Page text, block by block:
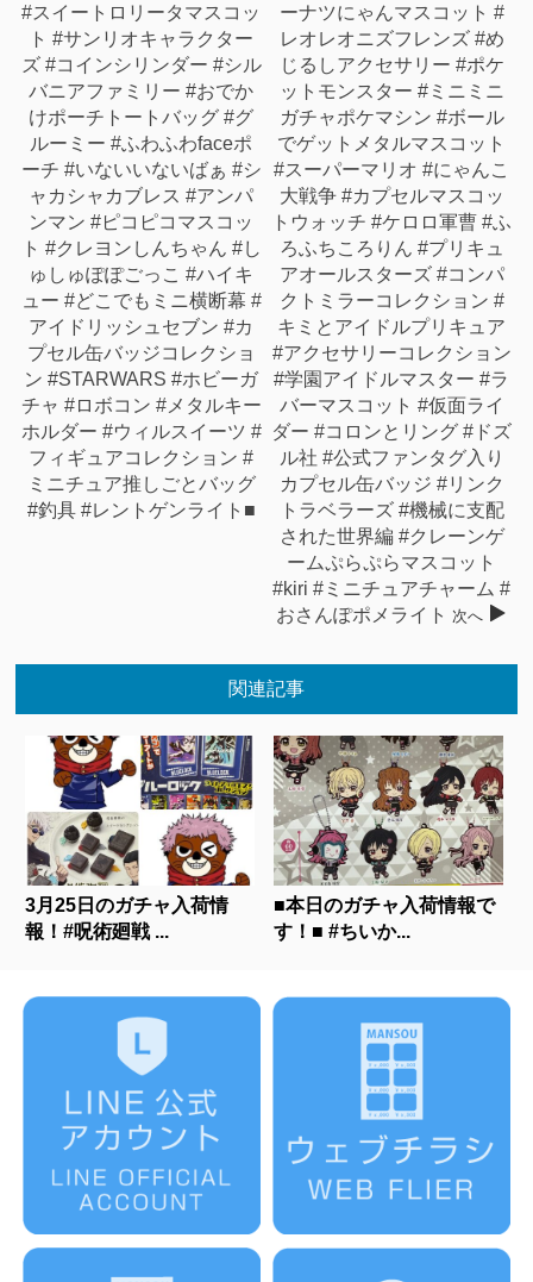
#スイートロリータマスコッ
ト #サンリオキャラクター
ズ #コインシリンダー #シル
バニアファミリー #おでか
けポーチトートバッグ #グ
ルーミー #ふわふわfaceポ
ーチ #いないいないばぁ #シ
ャカシャカブレス #アンパ
ンマン #ピコピコマスコッ
ト #クレヨンしんちゃん #し
ゅしゅぽぽごっこ #ハイキ
ュー #どこでもミニ横断幕 #
アイドリッシュセブン #カ
プセル缶バッジコレクショ
ン #STARWARS #ホビーガ
チャ #ロボコン #メタルキー
ホルダー #ウィルスイーツ #
フィギュアコレクション #
ミニチュア推しごとバッグ
#釣具 #レントゲンライト■
ーナツにゃんマスコット #
レオレオニズフレンズ #め
じるしアクセサリー #ポケ
ットモンスター #ミニミニ
ガチャポケマシン #ボール
でゲットメタルマスコット
#スーパーマリオ #にゃんこ
大戦争 #カプセルマスコッ
トウォッチ #ケロロ軍曹 #ふ
ろふちころりん #プリキュ
アオールスターズ #コンパ
クトミラーコレクション #
キミとアイドルプリキュア
#アクセサリーコレクション
#学園アイドルマスター #ラ
バーマスコット #仮面ライ
ダー #コロンとリング #ドズ
ル社 #公式ファンタグ入り
カプセル缶バッジ #リンク
トラベラーズ #機械に支配
された世界編 #クレーンゲ
ームぷらぷらマスコット
#kiri #ミニチュアチャーム #
おさんぽポメライト 次へ
関連記事
3月25日のガチャ入荷情
報！#呪術廻戦 ...
■本日のガチャ入荷情報で
す！■ #ちいか...